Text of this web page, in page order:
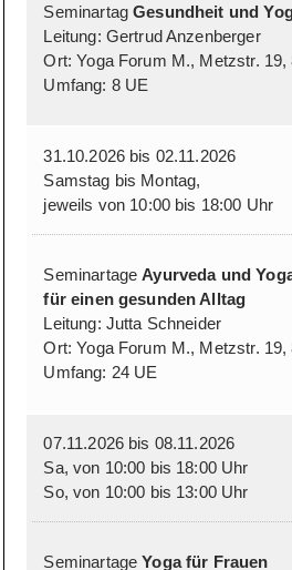
SeminartagGesundheit und
Leitung: Gertrud Anzenberger
Ort: Yoga Forum M., Metzstr. 19,
Umfang: 8 UE
31.10.2026 bis 02.11.2026
Samstag bis Montag,
jeweils von 10:00 bis 18:00 Uhr
SeminartageAyurveda und
für einen gesunden Alltag
Leitung: Jutta Schneider
Ort: Yoga Forum M., Metzstr. 19,
Umfang: 24 UE
07.11.2026 bis 08.11.2026
Sa, von 10:00 bis 18:00 Uhr
So, von 10:00 bis 13:00 Uhr
SeminartageYoga für Frauen